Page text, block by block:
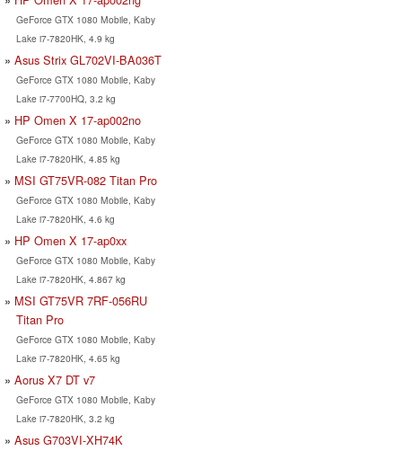
GeForce GTX 1080 Mobile, Kaby
Lake i7-7820HK, 4.9 kg
Asus Strix GL702VI-BA036T
GeForce GTX 1080 Mobile, Kaby
Lake i7-7700HQ, 3.2 kg
HP Omen X 17-ap002no
GeForce GTX 1080 Mobile, Kaby
Lake i7-7820HK, 4.85 kg
MSI GT75VR-082 Titan Pro
GeForce GTX 1080 Mobile, Kaby
Lake i7-7820HK, 4.6 kg
HP Omen X 17-ap0xx
GeForce GTX 1080 Mobile, Kaby
Lake i7-7820HK, 4.867 kg
MSI GT75VR 7RF-056RU
Titan Pro
GeForce GTX 1080 Mobile, Kaby
Lake i7-7820HK, 4.65 kg
Aorus X7 DT v7
GeForce GTX 1080 Mobile, Kaby
Lake i7-7820HK, 3.2 kg
Asus G703VI-XH74K